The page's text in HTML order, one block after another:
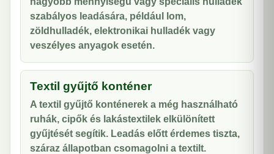
szabályos leadására, például lom,
zöldhulladék, elektronikai hulladék vagy
veszélyes anyagok esetén.
Textil gyűjtő konténer
A textil gyűjtő konténerek a még használható
ruhák, cipők és lakástextilek elkülönített
gyűjtését segítik. Leadás előtt érdemes tiszta,
száraz állapotban csomagolni a textilt.